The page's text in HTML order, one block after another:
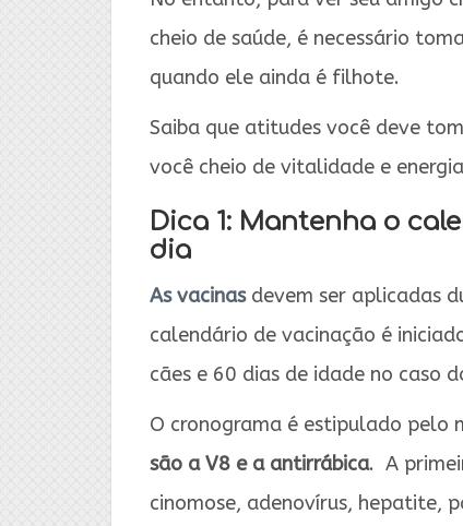
cheio de saúde, é necessário
quando ele ainda é filhote.
Saiba que atitudes você deve
você cheio de vitalidade e
Dica 1: Mantenha o
dia
As vacinasdevem ser aplicadas
calendário de vacinação é
cães e 60 dias de idade no caso
O cronograma é estipulado pelo
são a V8 e a antirrábica. A
cinomose, adenovírus, hepatite,